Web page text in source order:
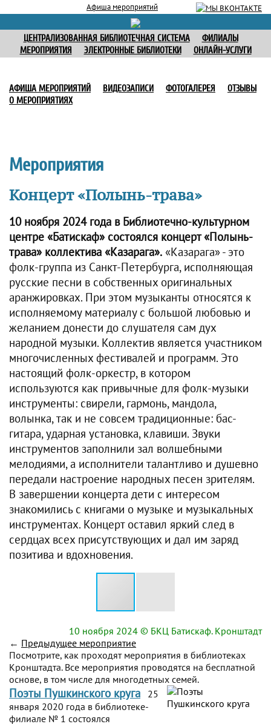
Афиша мероприятий
ЦЕНТРАЛИЗОВАННАЯ БИБЛИОТЕЧНАЯ СИСТЕМА
ФИЛИАЛЫ
МЕРОПРИЯТИЯ
ЭЛЕКТРОННЫЕ БИБЛИОТЕКИ ОНЛАЙН-УСЛУГИ
АФИША МЕРОПРИЯТИЙ ВИДЕОЗАПИСИ ФОТОГАЛЕРЕЯ
ОТЗЫВЫ
О МЕРОПРИЯТИЯХ
Мероприятия
Концерт «Полынь-трава»
10 ноября 2024 года в Библиотечно-культурном
центре «Батискаф» состоялся концерт «Полынь-
трава» коллектива «Казарага». «Казарага» - это
фолк-группа из Санкт-Петербурга, исполняющая
русские песни в собственных оригинальных
аранжировках. При этом музыканты относятся к
исполняемому материалу с большой любовью и
желанием донести до слушателя сам дух
народной музыки. Коллектив является участником
многочисленных фестивалей и программ. Это
настоящий фолк-оркестр, в котором
используются как привычные для фолк-музыки
инструменты: свирели, гармонь, мандола,
волынка, так и не совсем традиционные: бас-
гитара, ударная установка, клавиши. Звуки
инструментов заполнили зал волшебными
мелодиями, а исполнители талантливо и душевно
передали настроение народных песен зрителям.
В завершении концерта дети с интересом
знакомились с книгами о музыке и музыкальных
инструментах. Концерт оставил яркий след в
сердцах всех присутствующих и дал им заряд
позитива и вдохновения.
10 ноября 2024 © БКЦ Батискаф. Кронштадт
← Предыдущее мероприятие
Посмотрите, как проходят мероприятия в библиотеках
Кронштадта. Все мероприятия проводятся на бесплатной
основе, в том числе для многодетных семей.
Поэты Пушкинского круга
25
января 2020 года в библиотеке-
филиале № 1 состоялся